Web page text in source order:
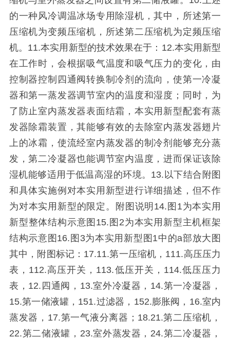
的一种风冷调温冰场专用除湿机，其中，所述第一
压缩机为变频压缩机，所述第二压缩机为定频压缩
机。11.本实用新型的技术效果在于：12.本实用新型
在工作时，会根据吸气温度和吸气压力的变化，由
控制器控制四通阀转换制冷剂的流向，使第一冷凝
器和第一蒸发器调节室内的温度和湿度；同时，为
了防止室内蒸发器表面结霜，本实用新型配套有蒸
发器除霜装置，其能够有效的去除室内蒸发器翅片
上的冰霜，使流经室内蒸发器的制冷剂能够充分蒸
发，第二冷凝器也能调节室内温度，进而保证该除
湿机能够适用于低温高湿的环境。13.以下结合附图
和具体实施例对本实用新型进行详细描述，但不作
为对本实用新型的限定。附图说明14.图1为本实用
新型整体结构示意图15.图2为本实用新型主机框架
结构示意图16.图3为本实用新型图1中的a部放大图
其中，附图标记：17.11.第一压缩机，111.高压压力
表，112.高压开关，113.低压开关，114.低压压力
表，12.四通阀，13.室外冷凝器，14.第一冷凝器，
15.第一储液罐，151.过滤器，152.膨胀阀，16.室内
蒸发器，17.第一气液分离器；18.21.第二压缩机，
22.第二储液罐，23.室外蒸发器，24.第二冷凝器，